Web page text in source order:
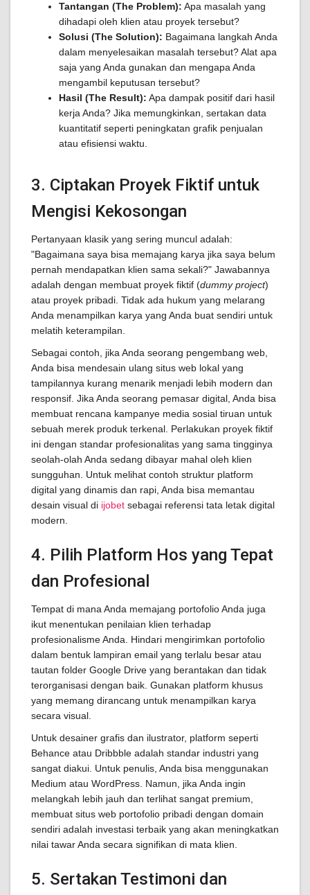
Tantangan (The Problem): Apa masalah yang
dihadapi oleh klien atau proyek tersebut?
Solusi (The Solution): Bagaimana langkah Anda
dalam menyelesaikan masalah tersebut? Alat apa
saja yang Anda gunakan dan mengapa Anda
mengambil keputusan tersebut?
Hasil (The Result): Apa dampak positif dari hasil
kerja Anda? Jika memungkinkan, sertakan data
kuantitatif seperti peningkatan grafik penjualan
atau efisiensi waktu.
3. Ciptakan Proyek Fiktif untuk
Mengisi Kekosongan
Pertanyaan klasik yang sering muncul adalah:
"Bagaimana saya bisa memajang karya jika saya belum
pernah mendapatkan klien sama sekali?" Jawabannya
adalah dengan membuat proyek fiktif (dummy project)
atau proyek pribadi. Tidak ada hukum yang melarang
Anda menampilkan karya yang Anda buat sendiri untuk
melatih keterampilan.
Sebagai contoh, jika Anda seorang pengembang web,
Anda bisa mendesain ulang situs web lokal yang
tampilannya kurang menarik menjadi lebih modern dan
responsif. Jika Anda seorang pemasar digital, Anda bisa
membuat rencana kampanye media sosial tiruan untuk
sebuah merek produk terkenal. Perlakukan proyek fiktif
ini dengan standar profesionalitas yang sama tingginya
seolah-olah Anda sedang dibayar mahal oleh klien
sungguhan. Untuk melihat contoh struktur platform
digital yang dinamis dan rapi, Anda bisa memantau
desain visual di ijobet sebagai referensi tata letak digital
modern.
4. Pilih Platform Hos yang Tepat
dan Profesional
Tempat di mana Anda memajang portofolio Anda juga
ikut menentukan penilaian klien terhadap
profesionalisme Anda. Hindari mengirimkan portofolio
dalam bentuk lampiran email yang terlalu besar atau
tautan folder Google Drive yang berantakan dan tidak
terorganisasi dengan baik. Gunakan platform khusus
yang memang dirancang untuk menampilkan karya
secara visual.
Untuk desainer grafis dan ilustrator, platform seperti
Behance atau Dribbble adalah standar industri yang
sangat diakui. Untuk penulis, Anda bisa menggunakan
Medium atau WordPress. Namun, jika Anda ingin
melangkah lebih jauh dan terlihat sangat premium,
membuat situs web portofolio pribadi dengan domain
sendiri adalah investasi terbaik yang akan meningkatkan
nilai tawar Anda secara signifikan di mata klien.
5. Sertakan Testimoni dan